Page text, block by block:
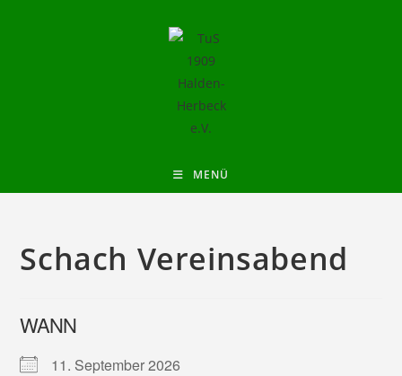
MENÜ
Schach Vereinsabend
WANN
11. September 2026